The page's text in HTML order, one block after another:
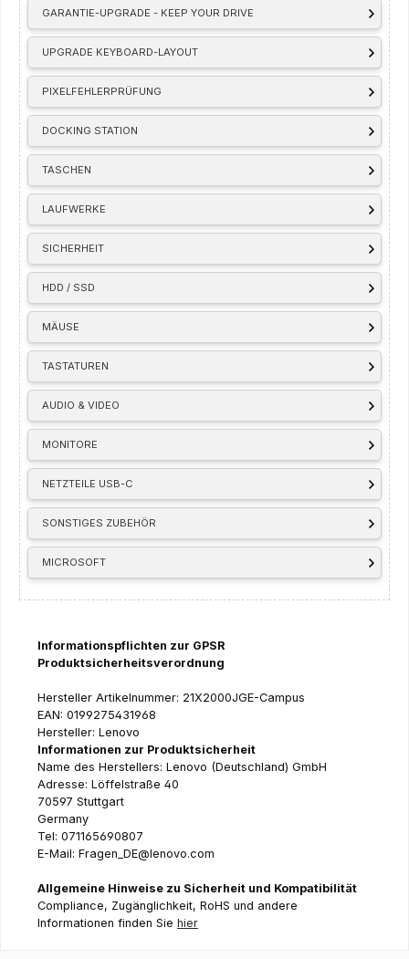
GARANTIE-UPGRADE - KEEP YOUR DRIVE
UPGRADE KEYBOARD-LAYOUT
PIXELFEHLERPRÜFUNG
DOCKING STATION
TASCHEN
LAUFWERKE
SICHERHEIT
HDD / SSD
MÄUSE
TASTATUREN
AUDIO & VIDEO
MONITORE
NETZTEILE USB-C
SONSTIGES ZUBEHÖR
MICROSOFT
Informationspflichten zur GPSR
Produktsicherheitsverordnung
Hersteller Artikelnummer: 21X2000JGE-Campus
EAN: 0199275431968
Hersteller: Lenovo
Informationen zur Produktsicherheit
Name des Herstellers: Lenovo (Deutschland) GmbH
Adresse: Löffelstraße 40
70597 Stuttgart
Germany
Tel: 071165690807
E-Mail: Fragen_DE@lenovo.com
Allgemeine Hinweise zu Sicherheit und Kompatibilität
Compliance, Zugänglichkeit, RoHS und andere
Informationen finden Sie hier